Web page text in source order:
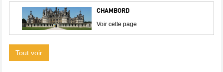
CHAMBORD
Voir cette page
Tout voir